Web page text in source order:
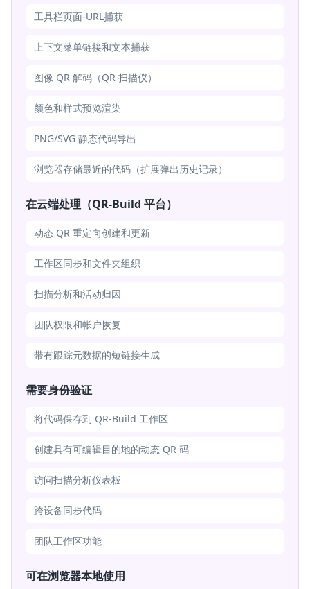
工具栏页面-URL捕获
上下文菜单链接和文本捕获
图像 QR 解码（QR 扫描仪）
颜色和样式预览渲染
PNG/SVG 静态代码导出
浏览器存储最近的代码（扩展弹出历史记录）
在云端处理（QR-Build 平台）
动态 QR 重定向创建和更新
工作区同步和文件夹组织
扫描分析和活动归因
团队权限和帐户恢复
带有跟踪元数据的短链接生成
需要身份验证
将代码保存到 QR-Build 工作区
创建具有可编辑目的地的动态 QR 码
访问扫描分析仪表板
跨设备同步代码
团队工作区功能
可在浏览器本地使用